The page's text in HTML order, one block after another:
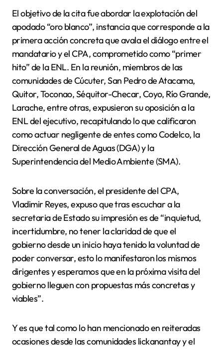
El objetivo de la cita fue abordar la explotación del
apodado “oro blanco”, instancia que corresponde a la
primera acción concreta que avala el diálogo entre el
mandatario y el CPA, comprometido como “primer
hito” de la ENL. En la reunión, miembros de las
comunidades de Cúcuter, San Pedro de Atacama,
Quitor, Toconao, Séquitor-Checar, Coyo, Río Grande,
Larache, entre otras, expusieron su oposición a la
ENL del ejecutivo, recapitulando lo que calificaron
como actuar negligente de entes como Codelco, la
Dirección General de Aguas (DGA) y la
Superintendencia del Medio Ambiente (SMA).
Sobre la conversación, el presidente del CPA,
Vladimir Reyes, expuso que tras escuchar a la
secretaria de Estado su impresión es de “inquietud,
incertidumbre, no tener la claridad de que el
gobierno desde un inicio haya tenido la voluntad de
poder conversar, esto lo manifestaron los mismos
dirigentes y esperamos que en la próxima visita del
gobierno lleguen con propuestas más concretas y
viables”.
Y es que tal como lo han mencionado en reiteradas
ocasiones desde las comunidades lickanantay y el